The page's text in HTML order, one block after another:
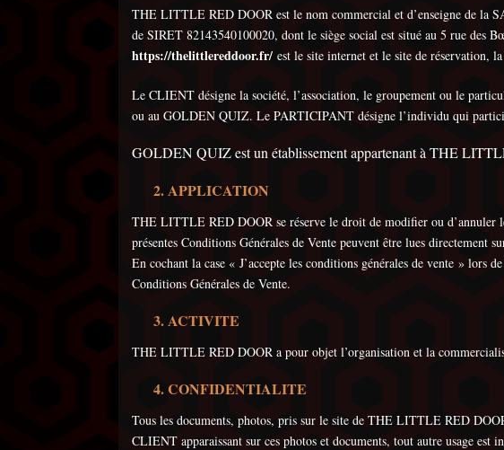
THE LITTLE RED DOOR est le nom commercial et d’enseigne de la
de SIRET 82143540100020, dont le siège social est situé au 5 rue des
https://thelittlereddoor.fr/ est le site internet et le site de réservation,
Le CLIENT désigne la société, l’association, le groupement ou le
ou au GOLDEN QUIZ. Le PARTICIPANT désigne l’individu qui
GOLDEN QUIZ est un établissement appartenant à THE
APPLICATION
THE LITTLE RED DOOR se réserve le droit de modifier ou d’annuler
présentes Conditions Générales de Vente peuvent être lues directement
En cochant la case « J’accepte les conditions générales de vente »
Conditions Générales de Vente.
ACTIVITE
THE LITTLE RED DOOR a pour objet l’organisation et la
CONFIDENTIALITE
Tous les documents, photos, pris sur le site de THE LITTLE RED
CLIENT apparaissant sur ces photos et documents, tout autre usage